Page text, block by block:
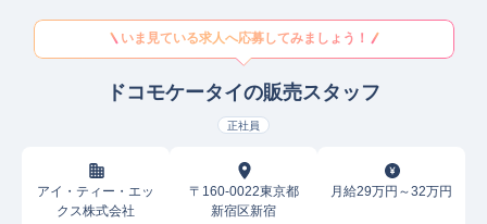
いま見ている求人へ応募してみましょう！
ドコモケータイの販売スタッフ
正社員
アイ・ティー・エッ
クス株式会社
〒160-0022東京都
新宿区新宿
月給29万円～32万円